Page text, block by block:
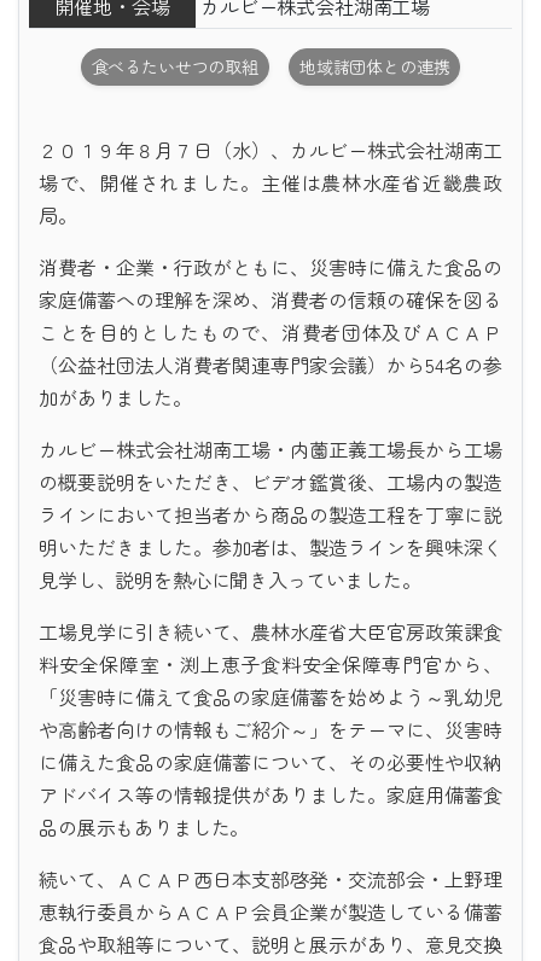
開催地・会場
カルビー株式会社湖南工場
食べるたいせつの取組 地域諸団体との連携
２０１９年８月７日（水）、カルビー株式会社湖南工
場で、開催されました。主催は農林水産省近畿農政
局。
消費者・企業・行政がともに、災害時に備えた食品の
家庭備蓄への理解を深め、消費者の信頼の確保を図る
ことを目的としたもので、消費者団体及びＡＣＡＰ
（公益社団法人消費者関連専門家会議）から54名の参
加がありました。
カルビー株式会社湖南工場・内薗正義工場長から工場
の概要説明をいただき、ビデオ鑑賞後、工場内の製造
ラインにおいて担当者から商品の製造工程を丁寧に説
明いただきました。参加者は、製造ラインを興味深く
見学し、説明を熱心に聞き入っていました。
工場見学に引き続いて、農林水産省大臣官房政策課食
料安全保障室・渕上恵子食料安全保障専門官から、
「災害時に備えて食品の家庭備蓄を始めよう～乳幼児
や高齢者向けの情報もご紹介～」をテーマに、災害時
に備えた食品の家庭備蓄について、その必要性や収納
アドバイス等の情報提供がありました。家庭用備蓄食
品の展示もありました。
続いて、ＡＣＡＰ西日本支部啓発・交流部会・上野理
恵執行委員からＡＣＡＰ会員企業が製造している備蓄
食品や取組等について、説明と展示があり、意見交換